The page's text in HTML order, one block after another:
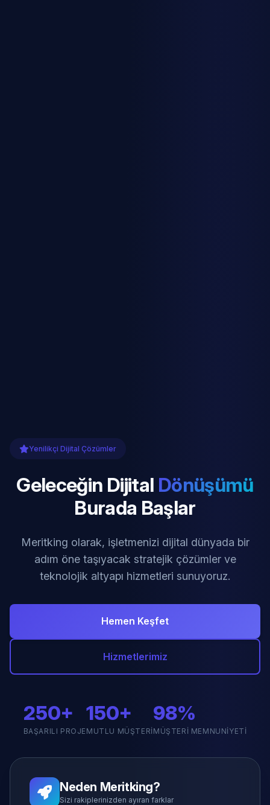
Yenilikçi Dijital Çözümler
Geleceğin Dijital Dönüşümü
Burada Başlar
Meritking olarak, işletmenizi dijital dünyada bir
adım öne taşıyacak stratejik çözümler ve
teknolojik altyapı hizmetleri sunuyoruz.
Hemen Keşfet
Hizmetlerimiz
250+
BAŞARILI PROJE
150+
MUTLU MÜŞTERI
98%
MÜŞTERI MEMNUNIYETI
Neden Meritking?
Sizi rakiplerinizden ayıran farklar